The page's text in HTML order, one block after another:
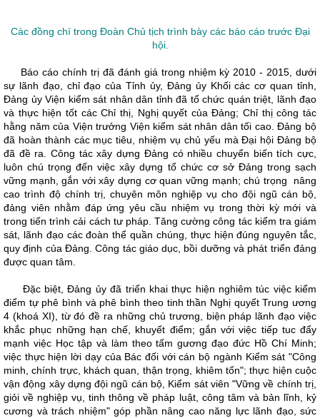
Các đồng chí trong Đoàn Chủ tịch trình bày các báo cáo trước Đại
hội.
Báo cáo chính trị đã đánh giá trong nhiệm kỳ 2010 - 2015, dưới
sự lãnh đạo, chỉ đạo của Tỉnh ủy, Đảng ủy Khối các cơ quan tỉnh,
Đảng ủy Viện kiểm sát nhân dân tỉnh đã tổ chức quán triệt, lãnh đạo
và thực hiện tốt các Chỉ thị, Nghị quyết của Đảng; Chỉ thị công tác
hằng năm của Viện trưởng Viện kiểm sát nhân dân tối cao. Đảng bộ
đã hoàn thành các mục tiêu, nhiệm vụ chủ yếu mà Đại hội Đảng bộ
đã đề ra. Công tác xây dựng Đảng có nhiều chuyển biến tích cực,
luôn chú trọng đến việc xây dựng tổ chức cơ sở Đảng trong sạch
vững mạnh, gắn với xây dựng cơ quan vững mạnh; chú trọng nâng
cao trình độ chính trị, chuyên môn nghiệp vụ cho đội ngũ cán bộ,
đảng viên nhằm đáp ứng yêu cầu nhiệm vụ trong thời kỳ mới và
trong tiến trình cải cách tư pháp. Tăng cường công tác kiểm tra giám
sát, lãnh đạo các đoàn thể quần chúng, thực hiện đúng nguyên tắc,
quy định của Đảng. Công tác giáo dục, bồi dưỡng và phát triển đảng
được quan tâm.
Đặc biệt, Đảng ủy đã triển khai thực hiện nghiêm túc việc kiểm
điểm tự phê bình và phê bình theo tinh thần Nghị quyết Trung ương
4 (khoá XI), từ đó đề ra những chủ trương, biện pháp lãnh đạo việc
khắc phục những hạn chế, khuyết điểm; gắn với việc tiếp tuc đẩy
mạnh việc Học tập và làm theo tấm gương đạo đức Hồ Chí Minh;
việc thực hiện lời dạy của Bác đối với cán bộ ngành Kiểm sát "Công
minh, chính trực, khách quan, thận trọng, khiêm tốn"; thực hiện cuộc
vận động xây dựng đội ngũ cán bộ, Kiểm sát viên "Vững về chính trị,
giỏi về nghiệp vụ, tinh thông về pháp luật, công tâm và bản lĩnh, kỷ
cương và trách nhiệm" góp phần nâng cao năng lực lãnh đạo, sức